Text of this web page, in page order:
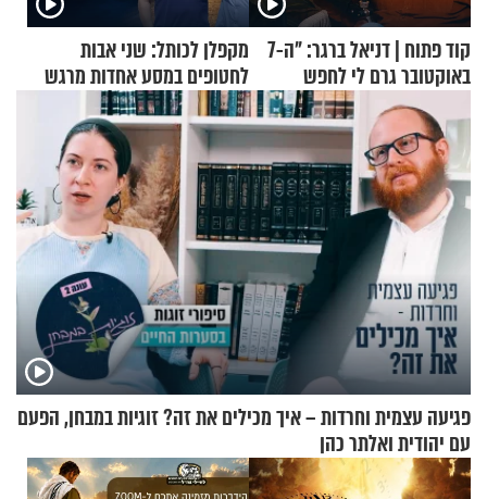
קוד פתוח | דניאל ברגר: "ה-7
באוקטובר גרם לי לחפש
תשובות"
מקפלן לכותל: שני אבות
לחטופים במסע אחדות מרגש
פגיעה עצמית וחרדות – איך מכילים את זה? זוגיות במבחן, הפעם
עם יהודית ואלתר כהן